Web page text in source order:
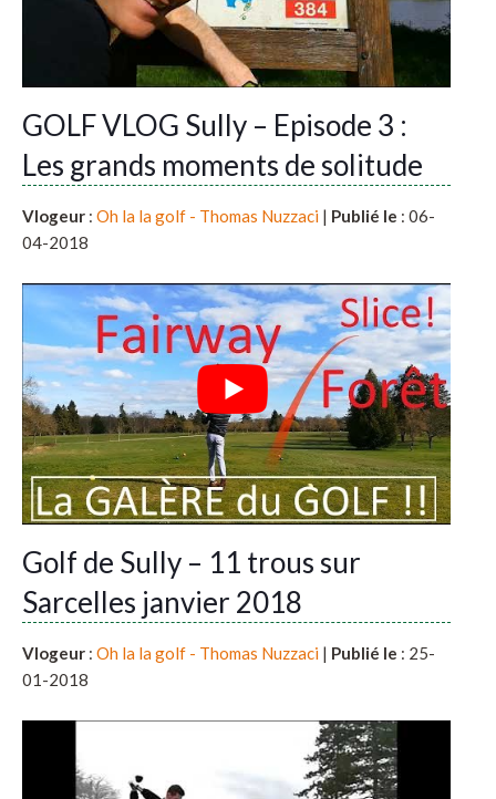
GOLF VLOG Sully – Episode 3 :
Les grands moments de solitude
Vlogeur : Oh la la golf - Thomas Nuzzaci | Publié le : 06-
04-2018
Golf de Sully – 11 trous sur
Sarcelles janvier 2018
Vlogeur : Oh la la golf - Thomas Nuzzaci | Publié le : 25-
01-2018